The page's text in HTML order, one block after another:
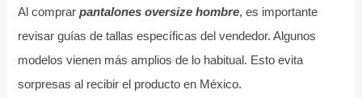
Al comprar pantalones oversize hombre, es importante
revisar guías de tallas específicas del vendedor. Algunos
modelos vienen más amplios de lo habitual. Esto evita
sorpresas al recibir el producto en México.